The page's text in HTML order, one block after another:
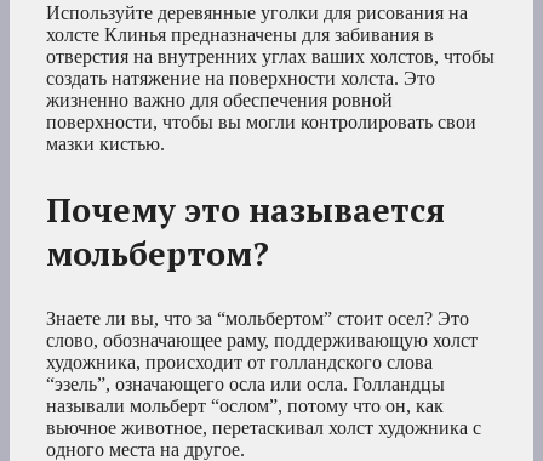
Используйте деревянные уголки для рисования на
холсте Клинья предназначены для забивания в
отверстия на внутренних углах ваших холстов, чтобы
создать натяжение на поверхности холста. Это
жизненно важно для обеспечения ровной
поверхности, чтобы вы могли контролировать свои
мазки кистью.
Почему это называется
мольбертом?
Знаете ли вы, что за “мольбертом” стоит осел? Это
слово, обозначающее раму, поддерживающую холст
художника, происходит от голландского слова
“эзель”, означающего осла или осла. Голландцы
называли мольберт “ослом”, потому что он, как
вьючное животное, перетаскивал холст художника с
одного места на другое.